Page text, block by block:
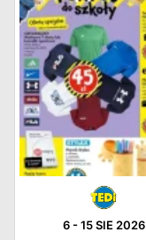
6-15 SIE 2026